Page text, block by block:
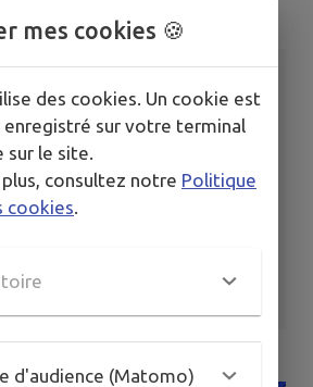
mes cookies 🍪
des cookies. Un cookie est
sur votre terminal
le site.
consultez notre Politique
cookies
d'audience (Matomo)